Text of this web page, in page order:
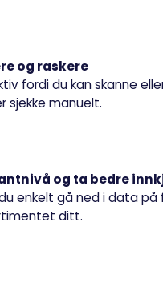
og raskere
fordi du kan skanne
sjekke manuelt.
og ta bedre
du enkelt gå ned i data
ditt.